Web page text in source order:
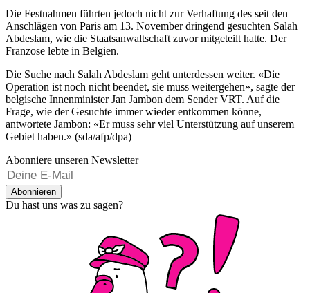
Die Festnahmen führten jedoch nicht zur Verhaftung des seit den
Anschlägen von Paris am 13. November dringend gesuchten Salah
Abdeslam, wie die Staatsanwaltschaft zuvor mitgeteilt hatte. Der
Franzose lebte in Belgien.
Die Suche nach Salah Abdeslam geht unterdessen weiter. «Die
Operation ist noch nicht beendet, sie muss weitergehen», sagte der
belgische Innenminister Jan Jambon dem Sender VRT. Auf die
Frage, wie der Gesuchte immer wieder entkommen könne,
antwortete Jambon: «Er muss sehr viel Unterstützung auf unserem
Gebiet haben.» (sda/afp/dpa)
Abonniere unseren Newsletter
Abonnieren
Du hast uns was zu sagen?